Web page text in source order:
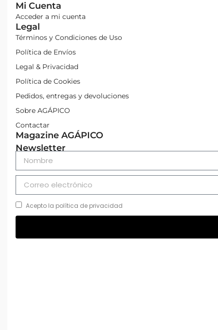
Mi Cuenta
Acceder a mi cuenta
Legal
Términos y Condiciones de Uso
Política de Envíos
Legal & Privacidad
Política de Cookies
Pedidos, entregas y devoluciones
Sobre AGÁPICO
Contactar
Magazine AGÁPICO
Newsletter
Acepto la política de privacidad